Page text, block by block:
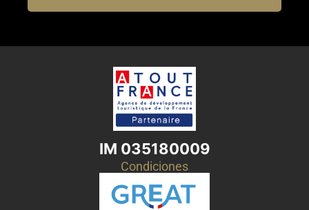
IM 035180009
Condiciones